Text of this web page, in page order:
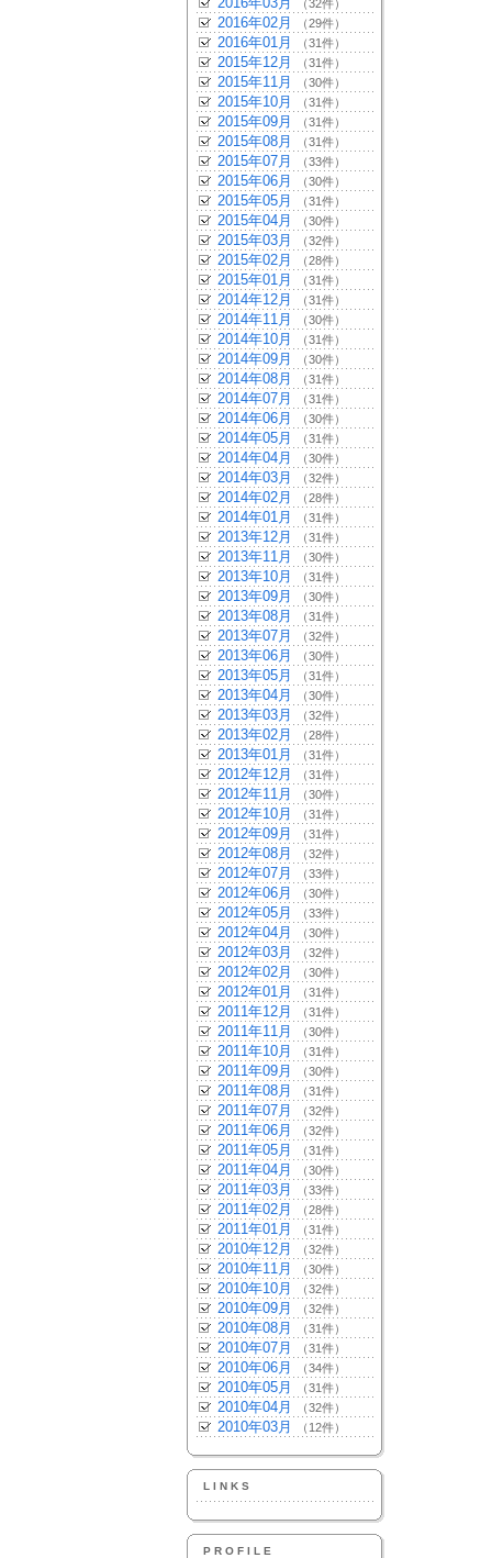
（32件）
2016年02月 （29件）
2016年01月 （31件）
2015年12月 （31件）
2015年11月 （30件）
2015年10月 （31件）
2015年09月 （31件）
2015年08月 （31件）
2015年07月 （33件）
2015年06月 （30件）
2015年05月 （31件）
2015年04月 （30件）
2015年03月 （32件）
2015年02月 （28件）
2015年01月 （31件）
2014年12月 （31件）
2014年11月 （30件）
2014年10月 （31件）
2014年09月 （30件）
2014年08月 （31件）
2014年07月 （31件）
2014年06月 （30件）
2014年05月 （31件）
2014年04月 （30件）
2014年03月 （32件）
2014年02月 （28件）
2014年01月 （31件）
2013年12月 （31件）
2013年11月 （30件）
2013年10月 （31件）
2013年09月 （30件）
2013年08月 （31件）
2013年07月 （32件）
2013年06月 （30件）
2013年05月 （31件）
2013年04月 （30件）
2013年03月 （32件）
2013年02月 （28件）
2013年01月 （31件）
2012年12月 （31件）
2012年11月 （30件）
2012年10月 （31件）
2012年09月 （31件）
2012年08月 （32件）
2012年07月 （33件）
2012年06月 （30件）
2012年05月 （33件）
2012年04月 （30件）
2012年03月 （32件）
2012年02月 （30件）
2012年01月 （31件）
2011年12月 （31件）
2011年11月 （30件）
2011年10月 （31件）
2011年09月 （30件）
2011年08月 （31件）
2011年07月 （32件）
2011年06月 （32件）
2011年05月 （31件）
2011年04月 （30件）
2011年03月 （33件）
2011年02月 （28件）
2011年01月 （31件）
2010年12月 （32件）
2010年11月 （30件）
2010年10月 （32件）
2010年09月 （32件）
2010年08月 （31件）
2010年07月 （31件）
2010年06月 （34件）
2010年05月 （31件）
2010年04月 （32件）
2010年03月 （12件）
LINKS
PROFILE